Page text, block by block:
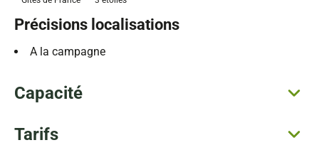
Précisions localisations
A la campagne
Capacité
Tarifs